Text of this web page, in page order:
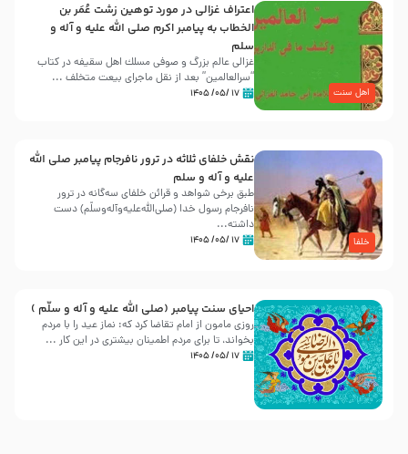
اهل سنت
اعتراف غزالی در مورد توهین زشت عُمَر بن
الخطاب به پیامبر اکرم صلی الله علیه و آله و
سلم
غزالی عالم بزرگ و صوفی مسلك اهل سقيفه در کتاب
“سرالعالمین” بعد از نقل ماجرای بیعت متخلف ...
۱۷ /۰۵/ ۱۴۰۵
خلفا
نقش خلفای ثلاثه در ترور نافرجام پیامبر صلی الله
علیه و آله و سلم
طبق برخی شواهد و قرائن خلفای سه‌گانه در ترور
نافرجام رسول خدا (صلی‌الله‌علیه‌و‌آله‌وسلّم) دست
داشته‌...
۱۷ /۰۵/ ۱۴۰۵
احیای سنت پیامبر (صلی الله علیه و آله و سلّم )
روزی مامون از امام تقاضا کرد که: نماز عید را با مردم
بخواند، تا برای مردم اطمینان بیشتری در این کار ...
۱۷ /۰۵/ ۱۴۰۵